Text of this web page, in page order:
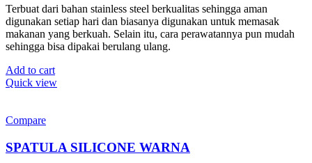
Terbuat dari bahan stainless steel berkualitas sehingga aman
digunakan setiap hari dan biasanya digunakan untuk memasak
makanan yang berkuah. Selain itu, cara perawatannya pun mudah
sehingga bisa dipakai berulang ulang.
Add to cart
Quick view
Compare
SPATULA SILICONE WARNA